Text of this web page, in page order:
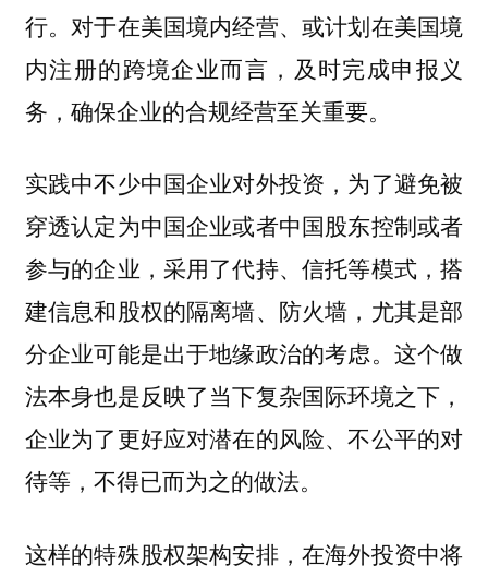
行。对于在美国境内经营、或计划在美国境
内注册的跨境企业而言，及时完成申报义
务，确保企业的合规经营至关重要。
实践中不少中国企业对外投资，为了避免被
穿透认定为中国企业或者中国股东控制或者
参与的企业，采用了代持、信托等模式，搭
建信息和股权的隔离墙、防火墙，尤其是部
分企业可能是出于地缘政治的考虑。这个做
法本身也是反映了当下复杂国际环境之下，
企业为了更好应对潜在的风险、不公平的对
待等，不得已而为之的做法。
这样的特殊股权架构安排，在海外投资中将